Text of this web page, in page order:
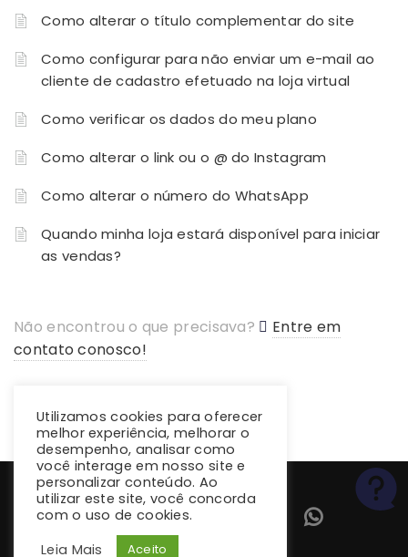
Como alterar o título complementar do site
Como configurar para não enviar um e-mail ao
cliente de cadastro efetuado na loja virtual
Como verificar os dados do meu plano
Como alterar o link ou o @ do Instagram
Como alterar o número do WhatsApp
Quando minha loja estará disponível para iniciar
as vendas?
Não encontrou o que precisava?
Entre em
contato conosco!
Utilizamos cookies para oferecer
melhor experiência, melhorar o
desempenho, analisar como
você interage em nosso site e
personalizar conteúdo. Ao
utilizar este site, você concorda
com o uso de cookies.
Leia Mais
Aceito